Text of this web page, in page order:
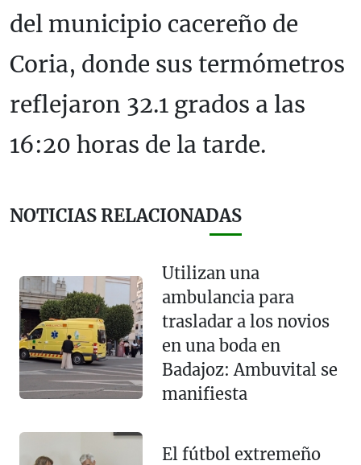
del municipio cacereño de
Coria, donde sus termómetros
reflejaron 32.1 grados a las
16:20 horas de la tarde.
NOTICIAS RELACIONADAS
Utilizan una
ambulancia para
trasladar a los novios
en una boda en
Badajoz: Ambuvital se
manifiesta
El fútbol extremeño